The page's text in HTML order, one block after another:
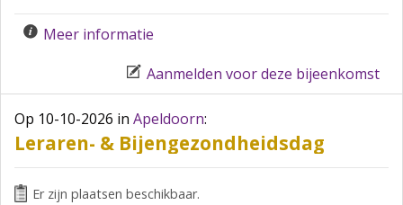
Meer informatie
Aanmelden voor deze bijeenkomst
Op 10-10-2026 in Apeldoorn:
Leraren- & Bijengezondheidsdag
Er zijn plaatsen beschikbaar.